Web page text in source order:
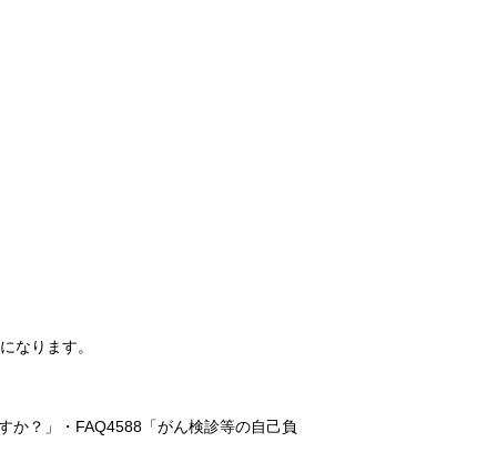
なります。
か？」・FAQ4588「がん検診等の自己負